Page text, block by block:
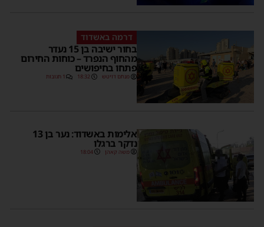
דרמה באשדוד
בחור ישיבה בן 15 נעדר
מהחוף הנפרד – כוחות החירום
פתחו בחיפושים
מנחם דויטש 18:32 1 תגובות
אלימות באשדוד: נער בן 13
נדקר ברגלו
משה קאהן 18:04